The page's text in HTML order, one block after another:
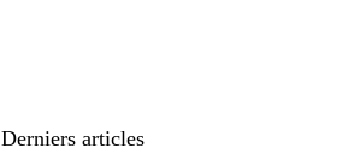
Derniers articles